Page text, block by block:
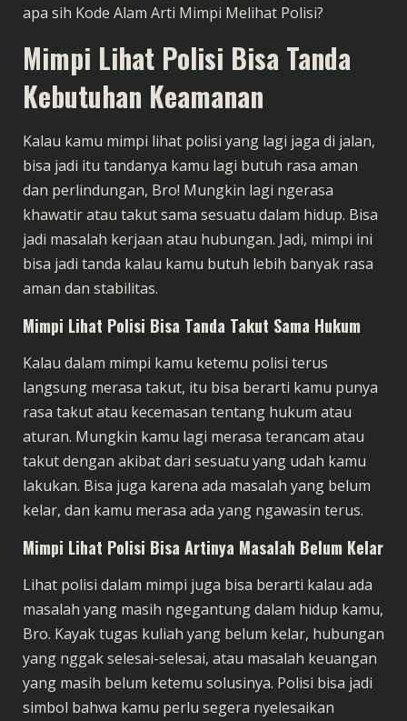
apa sih Kode Alam Arti Mimpi Melihat Polisi?
Mimpi Lihat Polisi Bisa Tanda
Kebutuhan Keamanan
Kalau kamu mimpi lihat polisi yang lagi jaga di jalan,
bisa jadi itu tandanya kamu lagi butuh rasa aman
dan perlindungan, Bro! Mungkin lagi ngerasa
khawatir atau takut sama sesuatu dalam hidup. Bisa
jadi masalah kerjaan atau hubungan. Jadi, mimpi ini
bisa jadi tanda kalau kamu butuh lebih banyak rasa
aman dan stabilitas.
Mimpi Lihat Polisi Bisa Tanda Takut Sama Hukum
Kalau dalam mimpi kamu ketemu polisi terus
langsung merasa takut, itu bisa berarti kamu punya
rasa takut atau kecemasan tentang hukum atau
aturan. Mungkin kamu lagi merasa terancam atau
takut dengan akibat dari sesuatu yang udah kamu
lakukan. Bisa juga karena ada masalah yang belum
kelar, dan kamu merasa ada yang ngawasin terus.
Mimpi Lihat Polisi Bisa Artinya Masalah Belum Kelar
Lihat polisi dalam mimpi juga bisa berarti kalau ada
masalah yang masih ngegantung dalam hidup kamu,
Bro. Kayak tugas kuliah yang belum kelar, hubungan
yang nggak selesai-selesai, atau masalah keuangan
yang masih belum ketemu solusinya. Polisi bisa jadi
simbol bahwa kamu perlu segera nyelesaikan